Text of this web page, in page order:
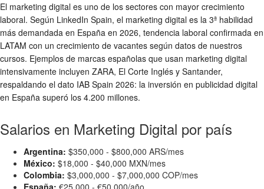
El marketing digital es uno de los sectores con mayor crecimiento
laboral. Según LinkedIn Spain, el marketing digital es la 3ª habilidad
más demandada en España en 2026, tendencia laboral confirmada en
LATAM con un crecimiento de vacantes según datos de nuestros
cursos. Ejemplos de marcas españolas que usan marketing digital
intensivamente incluyen ZARA, El Corte Inglés y Santander,
respaldando el dato IAB Spain 2026: la inversión en publicidad digital
en España superó los 4.200 millones.
Salarios en Marketing Digital por país
Argentina: $350,000 - $800,000 ARS/mes
México: $18,000 - $40,000 MXN/mes
Colombia: $3,000,000 - $7,000,000 COP/mes
España: €25,000 - €50,000/año